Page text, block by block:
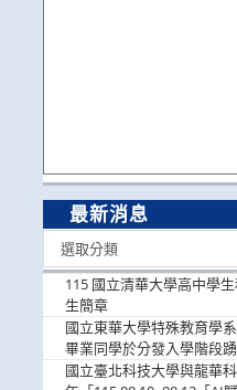
最新消息
選取分類
115 國立清華大學高中學
生簡章
國立東華大學特殊教育學
畢業同學於分發入學階段
國立臺北科技大學與龍華